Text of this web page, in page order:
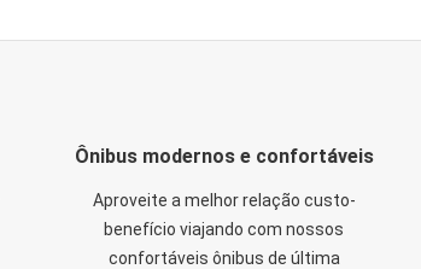
Ônibus modernos e confortáveis
Aproveite a melhor relação custo-
benefício viajando com nossos
confortáveis ônibus de última